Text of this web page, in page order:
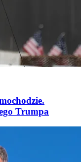
Trumpa